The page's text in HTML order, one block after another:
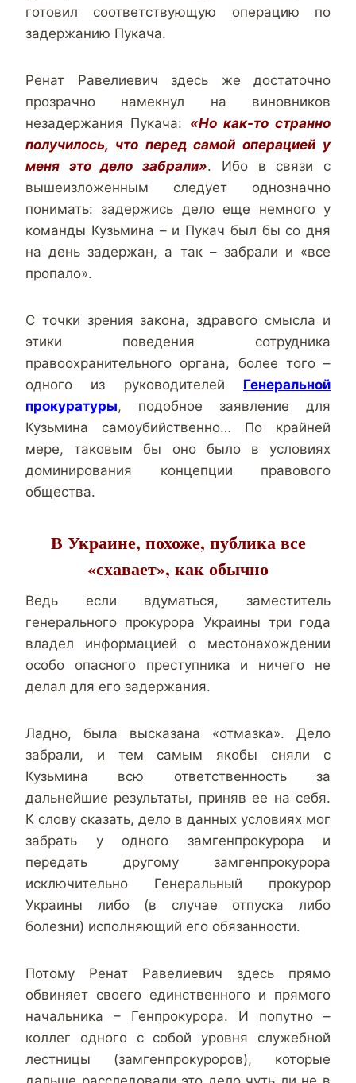
готовил соответствующую операцию по
задержанию Пукача.
Ренат Равелиевич здесь же достаточно
прозрачно намекнул на виновников
незадержания Пукача: «Но как-то странно
получилось, что перед самой операцией у
меня это дело забрали». Ибо в связи с
вышеизложенным следует однозначно
понимать: задержись дело еще немного у
команды Кузьмина – и Пукач был бы со дня
на день задержан, а так – забрали и «все
пропало».
С точки зрения закона, здравого смысла и
этики поведения сотрудника
правоохранительного органа, более того –
одного из руководителей Генеральной
прокуратуры, подобное заявление для
Кузьмина самоубийственно… По крайней
мере, таковым бы оно было в условиях
доминирования концепции правового
общества.
В Украине, похоже, публика все
«схавает», как обычно
Ведь если вдуматься, заместитель
генерального прокурора Украины три года
владел информацией о местонахождении
особо опасного преступника и ничего не
делал для его задержания.
Ладно, была высказана «отмазка». Дело
забрали, и тем самым якобы сняли с
Кузьмина всю ответственность за
дальнейшие результаты, приняв ее на себя.
К слову сказать, дело в данных условиях мог
забрать у одного замгенпрокурора и
передать другому замгенпрокурора
исключительно Генеральный прокурор
Украины либо (в случае отпуска либо
болезни) исполняющий его обязанности.
Потому Ренат Равелиевич здесь прямо
обвиняет своего единственного и прямого
начальника – Генпрокурора. И попутно –
коллег одного с собой уровня служебной
лестницы (замгенпрокуроров), которые